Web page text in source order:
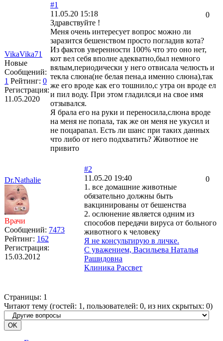
VikaVika71
Новые
Сообщений:
1 Рейтинг: 0
Регистрация:
11.05.2020
#1
0
11.05.20 15:18
Здравствуйте !
Меня очень интересует вопрос можно ли
заразится бешенством просто погладив кота?
Из фактов уверенности 100% что это оно нет,
кот вел себя вполне адекватно,был немного
вялым,периодически у него отвисала челюсть и
текла слюна(не белая пена,а именно слюна),так
же его вроде как его тошнило,с утра он вроде ел
и пил воду. При этом гладился,и на свое имя
отзывался.
Я брала его на руки и переносила,слюна вроде
на меня не попала, так же он меня не укусил и
не поцарапал. Есть ли шанс при таких данных
что либо от него подхватить? Животное не
привито
Dr.Nathalie
Врачи
Сообщений: 7473
Рейтинг: 162
Регистрация:
15.03.2012
#2
0
11.05.20 19:40
1. все домашние животные
обязательно должны быть
вакцинированы от бешенства
2. ослюнение является одним из
способов передачи вируса от больного
животного к человеку
Я не консультирую в личке.
С уважением, Васильева Наталья
Рашидовна
Клиника Рассвет
Страницы: 1
Читают тему (гостей: 1 , пользователей: 0, из них скрытых: 0)